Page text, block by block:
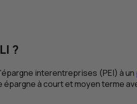
?
interentreprises (PEI) à un
à court et moyen terme